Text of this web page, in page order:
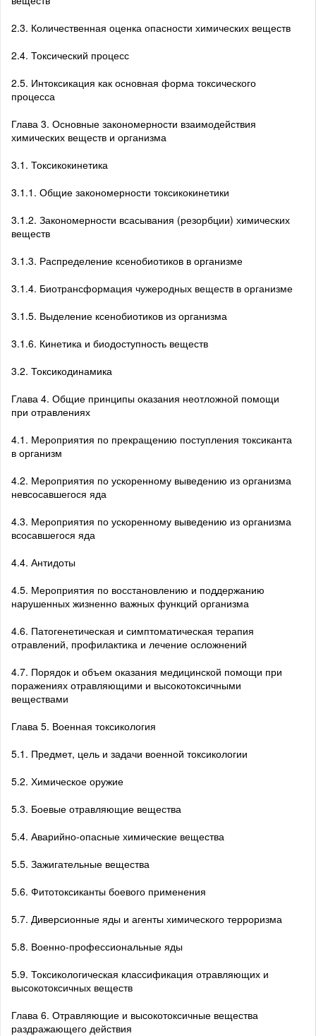
2.3. Количественная оценка опасности химических веществ
2.4. Токсический процесс
2.5. Интоксикация как основная форма токсического
процесса
Глава 3. Основные закономерности взаимодействия
химических веществ и организма
3.1. Токсикокинетика
3.1.1. Общие закономерности токсикокинетики
3.1.2. Закономерности всасывания (резорбции) химических
веществ
3.1.3. Распределение ксенобиотиков в организме
3.1.4. Биотрансформация чужеродных веществ в организме
3.1.5. Выделение ксенобиотиков из организма
3.1.6. Кинетика и биодоступность веществ
3.2. Токсикодинамика
Глава 4. Общие принципы оказания неотложной помощи
при отравлениях
4.1. Мероприятия по прекращению поступления токсиканта
в организм
4.2. Мероприятия по ускоренному выведению из организма
невсосавшегося яда
4.3. Мероприятия по ускоренному выведению из организма
всосавшегося яда
4.4. Антидоты
4.5. Мероприятия по восстановлению и поддержанию
нарушенных жизненно важных функций организма
4.6. Патогенетическая и симптоматическая терапия
отравлений, профилактика и лечение осложнений
4.7. Порядок и объем оказания медицинской помощи при
поражениях отравляющими и высокотоксичными
веществами
Глава 5. Военная токсикология
5.1. Предмет, цель и задачи военной токсикологии
5.2. Химическое оружие
5.3. Боевые отравляющие вещества
5.4. Аварийно-опасные химические вещества
5.5. Зажигательные вещества
5.6. Фитотоксиканты боевого применения
5.7. Диверсионные яды и агенты химического терроризма
5.8. Военно-профессиональные яды
5.9. Токсикологическая классификация отравляющих и
высокотоксичных веществ
Глава 6. Отравляющие и высокотоксичные вещества
раздражающего действия